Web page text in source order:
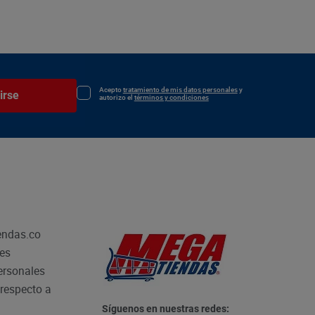
Aceptotratamiento de mis datos personalesy
autorizo el términos y condiciones
a
Síguenos en nuestras redes: